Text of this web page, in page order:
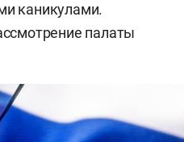
каникулами.
палаты